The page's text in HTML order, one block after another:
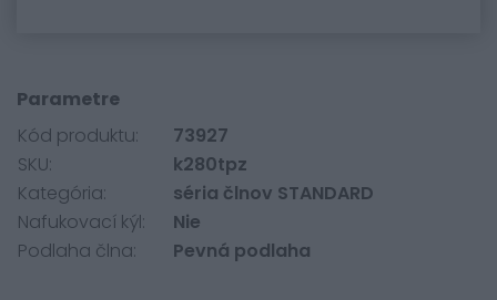
Parametre
Kód produktu:
73927
SKU:
k280tpz
Kategória:
séria člnov STANDARD
Nafukovací kýl:
Nie
Podlaha člna:
Pevná podlaha